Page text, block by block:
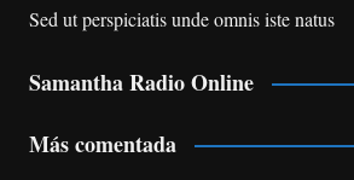
Sed ut perspiciatis unde omnis iste natus
Samantha Radio Online
Más comentada